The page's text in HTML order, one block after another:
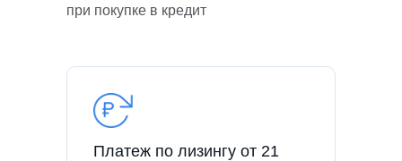
при покупке в кредит
Платеж по лизингу от 21